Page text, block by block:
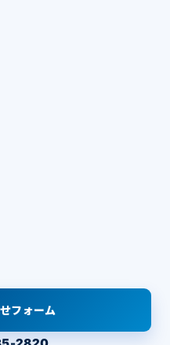
フォーム